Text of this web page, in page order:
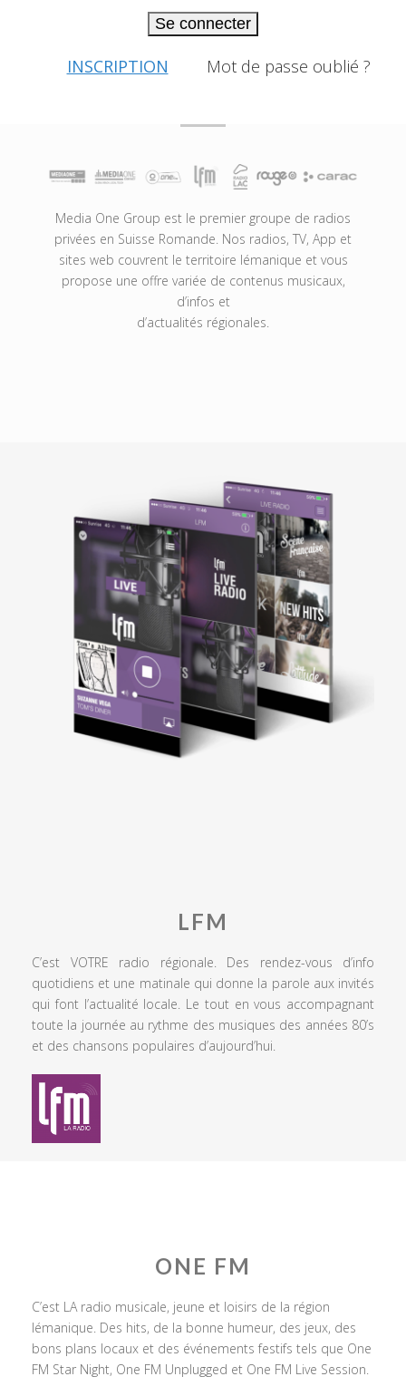
Se connecter
INSCRIPTION Mot de passe oublié ?
Media One Group est le premier groupe de radios
privées en Suisse Romande. Nos radios, TV, App et
sites web couvrent le territoire lémanique et vous
propose une offre variée de contenus musicaux,
d’infos et
d’actualités régionales.
LFM
C’est VOTRE radio régionale. Des rendez-vous d’info
quotidiens et une matinale qui donne la parole aux invités
qui font l’actualité locale. Le tout en vous accompagnant
toute la journée au rythme des musiques des années 80’s
et des chansons populaires d’aujourd’hui.
ONE FM
C’est LA radio musicale, jeune et loisirs de la région
lémanique. Des hits, de la bonne humeur, des jeux, des
bons plans locaux et des événements festifs tels que One
FM Star Night, One FM Unplugged et One FM Live Session.